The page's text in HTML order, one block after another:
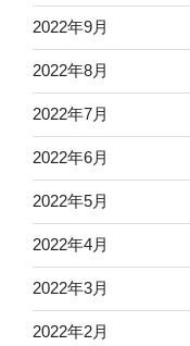
2022年9月
2022年8月
2022年7月
2022年6月
2022年5月
2022年4月
2022年3月
2022年2月